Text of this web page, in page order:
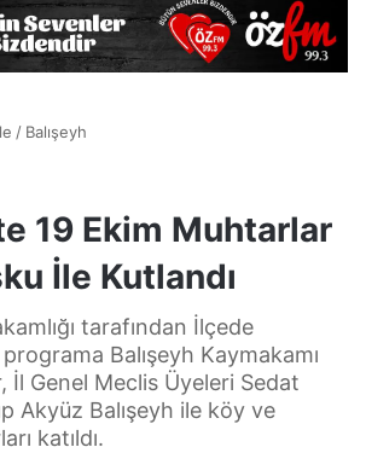
/ Balışeyh
19 Ekim Muhtarlar
İle Kutlandı
tarafından İlçede
Balışeyh Kaymakamı
İl Genel Meclis Üyeleri Sedat
Akyüz Balışeyh ile köy ve
katıldı.